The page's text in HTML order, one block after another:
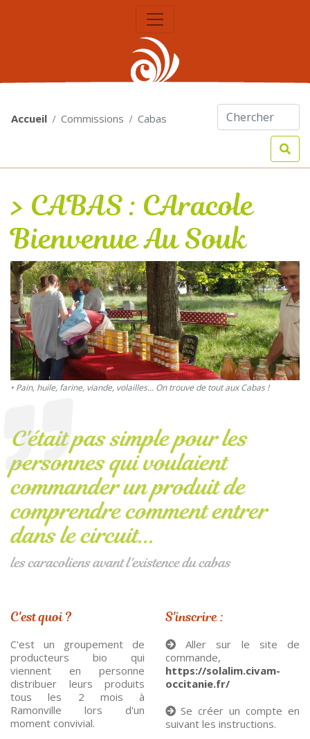
Accueil Commissions Cabas
CABAS : CAracole
Bienvenue Au Souk
Pain, huile, farine, viande, volailles... On trouve de tout aux Cabas !
C'était pas simple pour les
personnes qui voulaient
commander un produit de
comprendre comment entrer
dans le circuit...
les caracoliens avant l'existence du cabas
C'est quoi ?
C'est un groupement de
producteurs bio qui
viennent en personne
distribuer leurs produits
tous les 2 mois à
Ramonville lors d'un
moment convivial.
S'inscrire :
Aller sur le site de
commande,
https://solalim.civam-
occitanie.fr/
Se créer un compte en
suivant les instructions.